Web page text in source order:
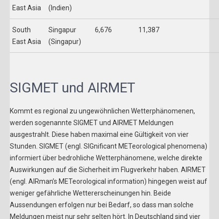
East Asia (Indien)
South
East Asia
Singapur
(Singapur)
6,676 11,387
SIGMET und AIRMET
Kommt es regional zu ungewöhnlichen Wetterphänomenen,
werden sogenannte SIGMET und AIRMET Meldungen
ausgestrahlt. Diese haben maximal eine Gültigkeit von vier
Stunden. SIGMET (engl. SIGnificant METeorological phenomena)
informiert über bedrohliche Wetterphänomene, welche direkte
Auswirkungen auf die Sicherheit im Flugverkehr haben. AIRMET
(engl. AIRman’s METeorological information) hingegen weist auf
weniger gefährliche Wettererscheinungen hin. Beide
Aussendungen erfolgen nur bei Bedarf, so dass man solche
Meldungen meist nur sehr selten hört. In Deutschland sind vier